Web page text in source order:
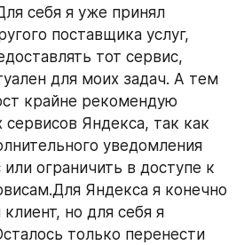
себя я уже принял
поставщика услуг,
тот сервис,
для моих задач. А тем
крайне рекомендую
сервисов Яндекса, так как
уведомления
ограничить в доступе к
Яндекса я конечно
но для себя я
только перенести